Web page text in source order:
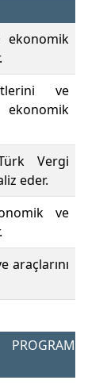
ekonomik
ve
ekonomik
Vergi
eder.
ve
araçlarını